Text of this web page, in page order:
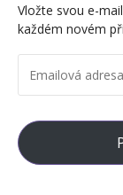
na
na
Instagram
na
Pinterest
Vložte svou e-
každém novém
ADRESA